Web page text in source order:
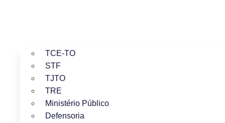
TCE-TO
STF
TJTO
TRE
Ministério Público
Defensoria